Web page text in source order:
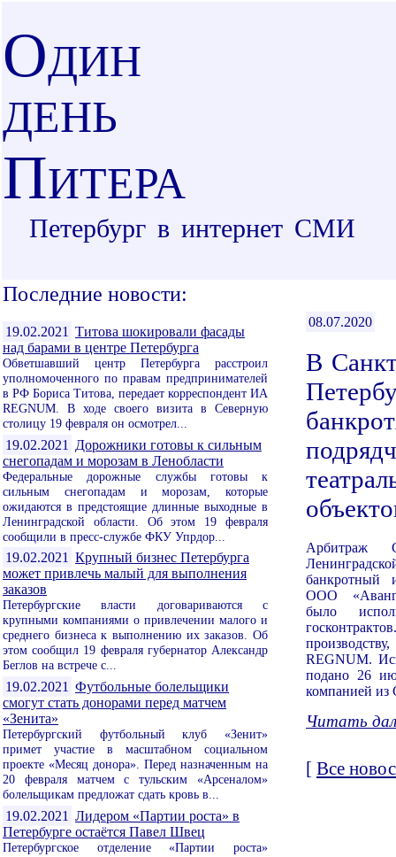
ОДИН
ДЕНЬ
ПИТЕРА
Петербург в интернет СМИ
Последние новости:
19.02.2021 Титова шокировали фасады
над барами в центре Петербурга
Обветшавший центр Петербурга расстроил
уполномоченного по правам предпринимателей
в РФ Бориса Титова, передает корреспондент ИА
REGNUM. В ходе своего визита в Северную
столицу 19 февраля он осмотрел...
19.02.2021
Дорожники готовы к сильным
снегопадам и морозам в Ленобласти
Федеральные дорожные службы готовы к
сильным снегопадам и морозам, которые
ожидаются в предстоящие длинные выходные в
Ленинградской области. Об этом 19 февраля
сообщили в пресс-службе ФКУ Упрдор...
19.02.2021 Крупный бизнес Петербурга
может привлечь малый для выполнения
заказов
Петербургские власти договариваются с
крупными компаниями о привлечении малого и
среднего бизнеса к выполнению их заказов. Об
этом сообщил 19 февраля губернатор Александр
Беглов на встрече с...
19.02.2021 Футбольные болельщики
смогут стать донорами перед матчем
«Зенита»
Петербургский футбольный клуб «Зенит»
примет участие в масштабном социальном
проекте «Месяц донора». Перед назначенным на
20 февраля матчем с тульским «Арсеналом»
болельщикам предложат сдать кровь в...
19.02.2021 Лидером «Партии роста» в
Петербурге остаётся Павел Швец
Петербургское отделение «Партии роста»
08.07.2020
В
Арбитраж
банкротный
ООО
было
REGNUM.
подано 26
компанией из
Читать
[ Все